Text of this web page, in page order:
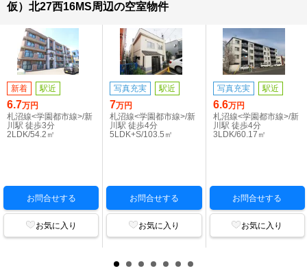
仮）北27西16MS周辺の空室物件
新着 駅近
6.7万円
札沼線<学園都市線>/新
川駅 徒歩3分
2LDK/54.2㎡
お問合せする
お気に入り
写真充実 駅近
7万円
札沼線<学園都市線>/新
川駅 徒歩4分
5LDK+S/103.5㎡
お問合せする
お気に入り
写真充実 駅近
6.6万円
札沼線<学園都市線>/新
川駅 徒歩4分
3LDK/60.17㎡
お問合せする
お気に入り